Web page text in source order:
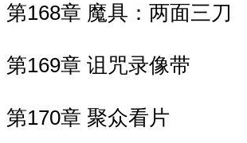
第168章 魔具：两面三刀
第169章 诅咒录像带
第170章 聚众看片